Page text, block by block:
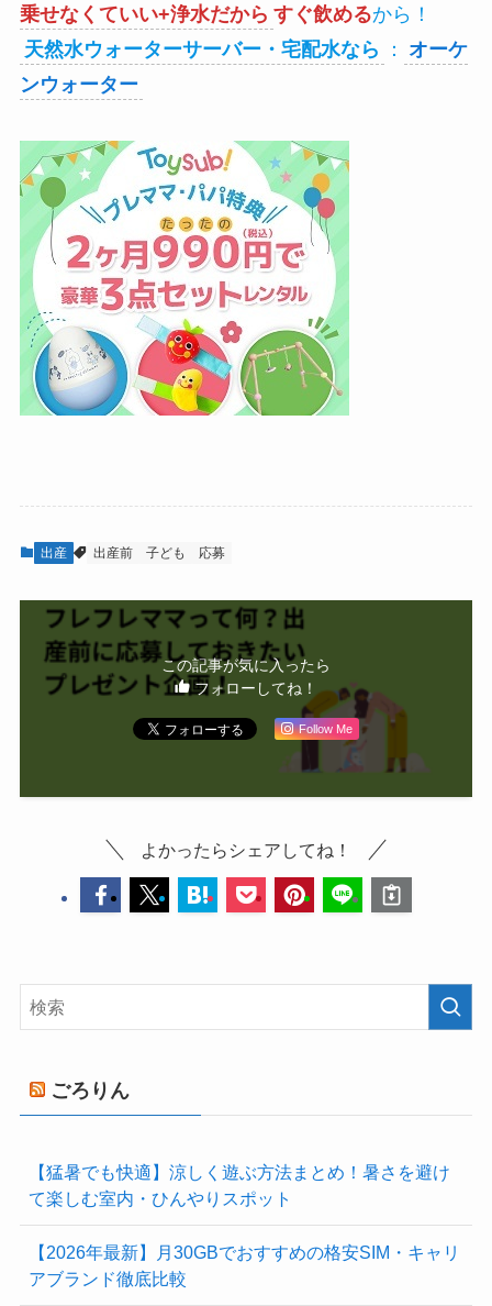
乗せなくていい+浄水だから すぐ飲めるから！
天然水ウォーターサーバー・宅配水なら
：
オーケ
ンウォーター
出産 出産前 子ども 応募
この記事が気に入ったら
フォローしてね！
Follow Me
よかったらシェアしてね！
ごろりん
【猛暑でも快適】涼しく遊ぶ方法まとめ！暑さを避け
て楽しむ室内・ひんやりスポット
【2026年最新】月30GBでおすすめの格安SIM・キャリ
アブランド徹底比較